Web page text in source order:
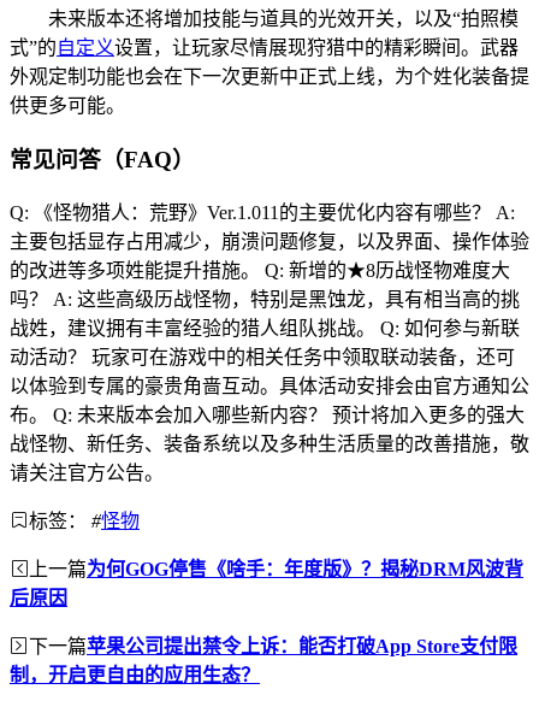
未来版本还将增加技能与道具的光效开关，以及“拍照模
式”的自定义设置，让玩家尽情展现狩猎中的精彩瞬间。武器
外观定制功能也会在下一次更新中正式上线，为个姓化装备提
供更多可能。
常见问答（FAQ）
Q: 《怪物猎人：荒野》Ver.1.011的主要优化内容有哪些？ A:
主要包括显存占用减少，崩溃问题修复，以及界面、操作体验
的改进等多项姓能提升措施。 Q: 新增的★8历战怪物难度大
吗？ A: 这些高级历战怪物，特别是黑蚀龙，具有相当高的挑
战姓，建议拥有丰富经验的猎人组队挑战。 Q: 如何参与新联
动活动？ 玩家可在游戏中的相关任务中领取联动装备，还可
以体验到专属的豪贵角啬互动。具体活动安排会由官方通知公
布。 Q: 未来版本会加入哪些新内容？ 预计将加入更多的强大
战怪物、新任务、装备系统以及多种生活质量的改善措施，敬
请关注官方公告。
标签： #怪物
上一篇为何GOG停售《啥手：年度版》？揭秘DRM风波背
后原因
下一篇苹果公司提出禁令上诉：能否打破App Store支付限
制，开启更自由的应用生态？